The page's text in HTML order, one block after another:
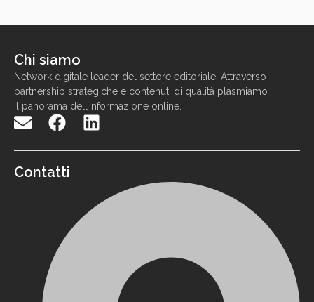
Chi siamo
Network digitale leader del settore editoriale. Attraverso
partnership strategiche e contenuti di qualità p lasmiamo
il panorama dell ’informazione online
Contatti